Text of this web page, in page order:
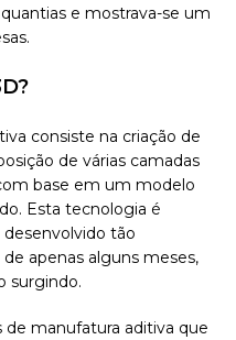
e mostrava-se um
consiste na criação de
de várias camadas
base em um modelo
Esta tecnologia é
tão
apenas alguns meses,
surgindo.
manufatura aditiva que